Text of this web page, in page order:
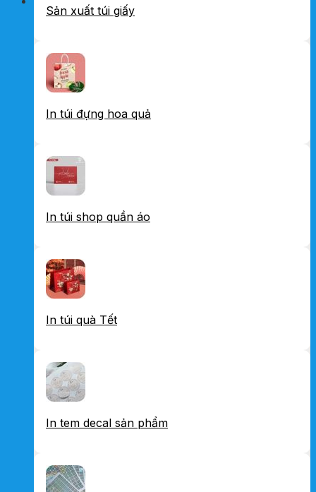
Sản xuất túi giấy
In túi đựng hoa quả
In túi shop quần áo
In túi quà Tết
In tem decal sản phẩm